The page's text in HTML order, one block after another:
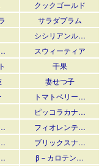
クックゴールド
サラダプラム
シシリアンル…
スウィーティア
千果
妻せつ子
トマトベリー…
ピッコラカナ…
フィオレンテ…
ブリックスナ…
β－カロテン…